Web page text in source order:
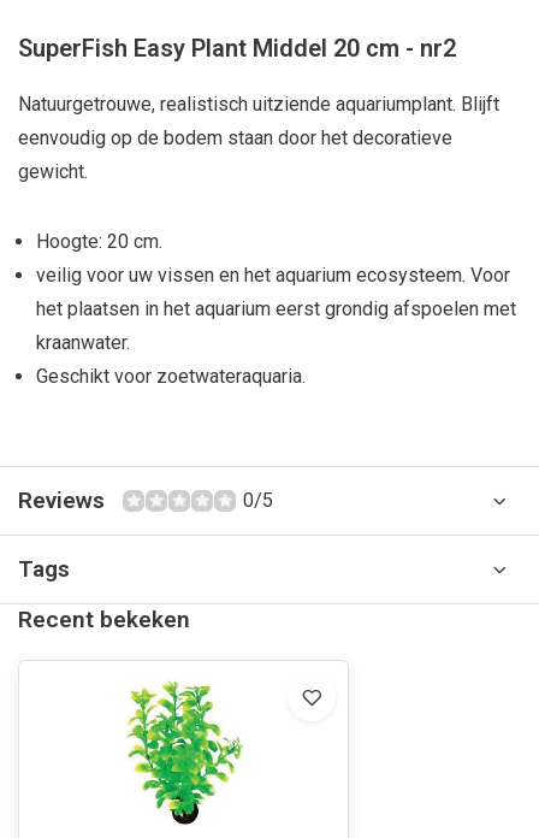
SuperFish Easy Plant Middel 20 cm - nr2
Natuurgetrouwe, realistisch uitziende aquariumplant. Blijft
eenvoudig op de bodem staan door het decoratieve
gewicht.
Hoogte: 20 cm.
veilig voor uw vissen en het aquarium ecosysteem. Voor
het plaatsen in het aquarium eerst grondig afspoelen met
kraanwater.
Geschikt voor zoetwateraquaria.
Reviews 0/5
Tags
Recent bekeken